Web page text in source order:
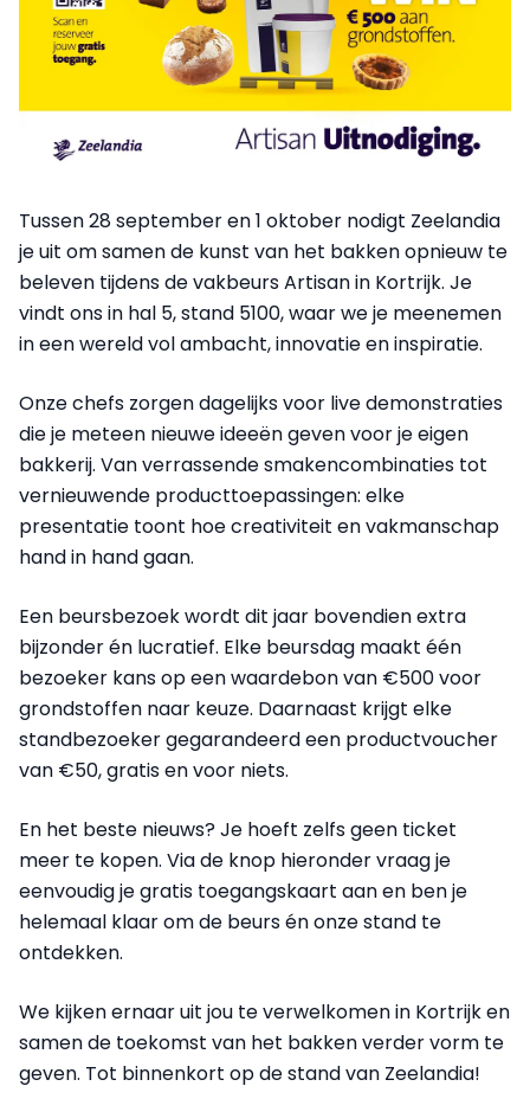
Tussen 28 september en 1 oktober nodigt Zeelandia
je uit om samen de kunst van het bakken opnieuw te
beleven tijdens de vakbeurs Artisan in Kortrijk. Je
vindt ons in hal 5, stand 5100, waar we je meenemen
in een wereld vol ambacht, innovatie en inspiratie.
Onze chefs zorgen dagelijks voor live demonstraties
die je meteen nieuwe ideeën geven voor je eigen
bakkerij. Van verrassende smakencombinaties tot
vernieuwende producttoepassingen: elke
presentatie toont hoe creativiteit en vakmanschap
hand in hand gaan.
Een beursbezoek wordt dit jaar bovendien extra
bijzonder én lucratief. Elke beursdag maakt één
bezoeker kans op een waardebon van €500 voor
grondstoffen naar keuze. Daarnaast krijgt elke
standbezoeker gegarandeerd een productvoucher
van €50, gratis en voor niets.
En het beste nieuws? Je hoeft zelfs geen ticket
meer te kopen. Via de knop hieronder vraag je
eenvoudig je gratis toegangskaart aan en ben je
helemaal klaar om de beurs én onze stand te
ontdekken.
We kijken ernaar uit jou te verwelkomen in Kortrijk en
samen de toekomst van het bakken verder vorm te
geven. Tot binnenkort op de stand van Zeelandia!